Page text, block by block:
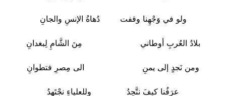
ولو في وَجْهِنا وقفت دُهاةُ الإنسِ والجانِ
بلادُ العُربِ أوطاني مِنَ الشَّامِ لِبغدانِ
ومن نَجدٍ إلى يمنِ الى مِصرِ فتطوانِ
عرَفُنا كيفَ نتَّحِدُ وللعلياءِ نجْتَهِدُ